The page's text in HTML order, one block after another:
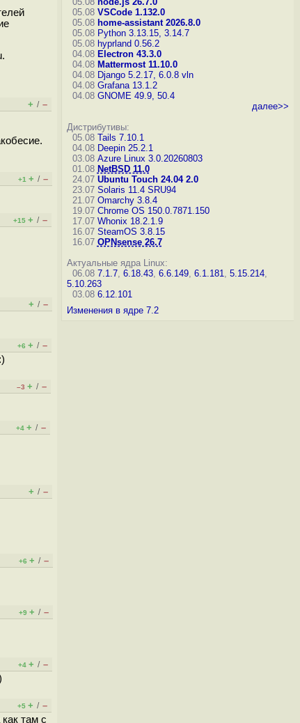
+ / –
+1 + / –
+15 + / –
+ / –
+6 + / –
–3 + / –
+4 + / –
+ / –
+6 + / –
+9 + / –
+4 + / –
+5 + / –
там с
05.08 VSCode 1.132.0
05.08 home-assistant 2026.8.0
05.08 Python 3.13.15, 3.14.7
05.08 hyprland 0.56.2
04.08 Electron 43.3.0
04.08 Mattermost 11.10.0
04.08 Django 5.2.17, 6.0.8 vln
04.08 Grafana 13.1.2
04.08 GNOME 49.9, 50.4
далее>>
Дистрибутивы:
05.08 Tails 7.10.1
04.08 Deepin 25.2.1
03.08 Azure Linux 3.0.20260803
01.08 NetBSD 11.0
24.07 Ubuntu Touch 24.04 2.0
23.07 Solaris 11.4 SRU94
21.07 Omarchy 3.8.4
19.07 Chrome OS 150.0.7871.150
17.07 Whonix 18.2.1.9
16.07 SteamOS 3.8.15
16.07 OPNsense 26.7
Актуальные ядра Linux:
06.08 7.1.7, 6.18.43, 6.6.149, 6.1.181, 5.15.214,
5.10.263
03.08 6.12.101
Изменения в ядре 7.2